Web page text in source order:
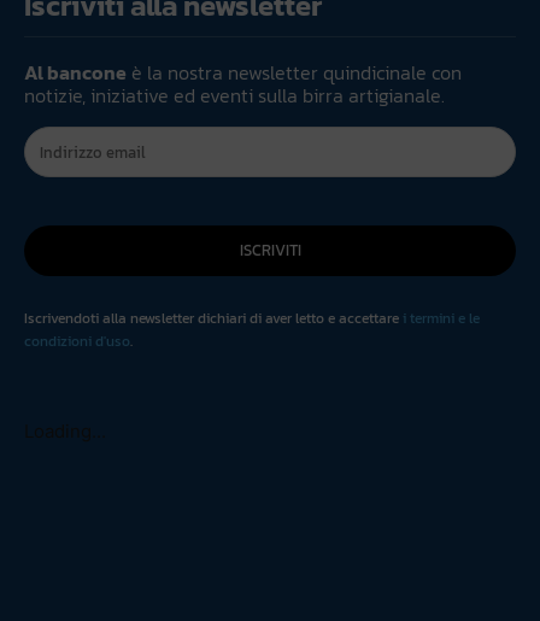
Al bancone è la nostra newsletter quindicinale con
notizie, iniziative ed eventi sulla birra artigianale.
ISCRIVITI
Iscrivendoti alla newsletter dichiari di aver letto e accettare i termini e le
condizioni d'uso.